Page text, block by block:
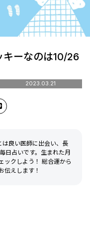
キーなのは10/26
2023.03.21
良い医師に出会い、長
占いです。生まれた月
ックしよう！ 総合運から
伝えします！